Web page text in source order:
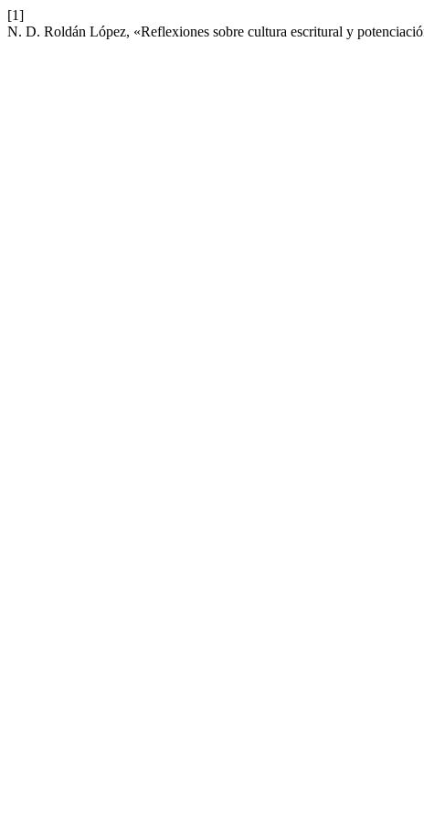
[1]
N. D. Roldán López, «Reflexiones sobre cultura escritural y